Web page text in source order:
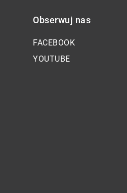
Obserwuj nas
FACEBOOK
YOUTUBE